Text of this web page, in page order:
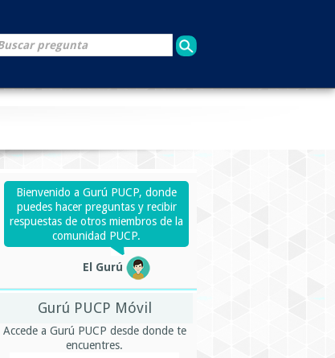
Bienvenido a Gurú PUCP, donde
puedes hacer preguntas y recibir
respuestas de otros miembros de la
comunidad PUCP.
El Gurú
Gurú PUCP Móvil
Accede a Gurú PUCP desde donde te
encuentres.